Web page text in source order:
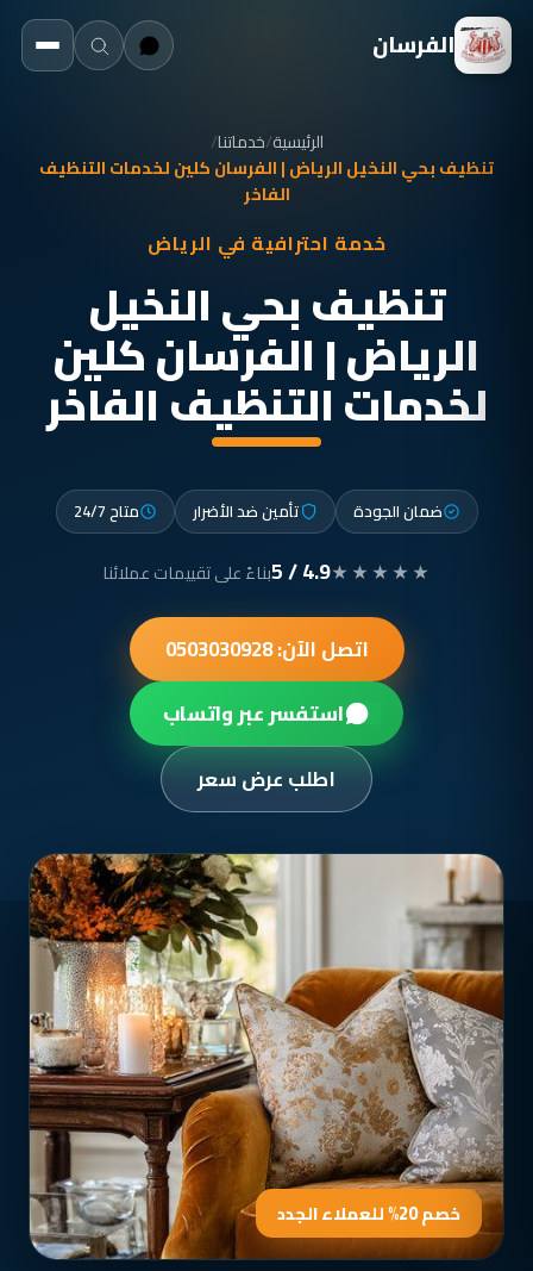
الفرسان
الرئيسية/خدماتنا/
تنظيف بحي النخيل الرياض | الفرسان كلين لخدمات التنظيف
الفاخر
خدمة احترافية في الرياض
تنظيف بحي النخيل
الرياض | الفرسان كلين
لخدمات التنظيف الفاخر
ضمان الجودة تأمين ضد الأضرار متاح 24/7
★★★★★
4.9 / 5 بناءً على تقييمات عملائنا
اتصل الآن: 0503030928
استفسر عبر واتساب
اطلب عرض سعر
خصم 20% للعملاء الجدد